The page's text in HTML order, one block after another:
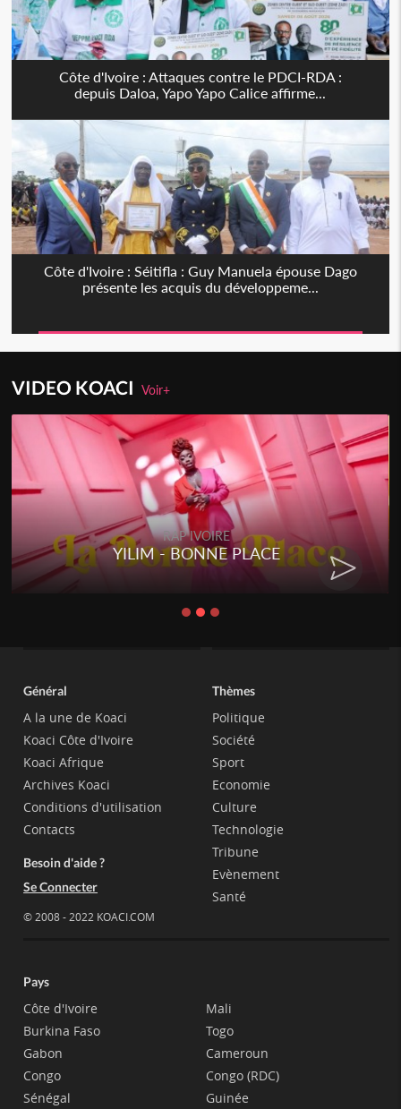
Côte d'Ivoire : Attaques contre le PDCI-RDA :
depuis Daloa, Yapo Yapo Calice affirme...
Côte d'Ivoire : Séitifla : Guy Manuela épouse Dago
présente les acquis du développeme...
VIDEO KOACIVoir+
RAP IVOIRE
YILIM - BONNE PLACE
Général
A la une de Koaci
Koaci Côte d'Ivoire
Koaci Afrique
Archives Koaci
Conditions d'utilisation
Contacts
Besoin d'aide ?
Se Connecter
© 2008 - 2022 KOACI.COM
Thèmes
Politique
Société
Sport
Economie
Culture
Technologie
Tribune
Evènement
Santé
Pays
Côte d'Ivoire
Burkina Faso
Gabon
Congo
Sénégal
Mali
Togo
Cameroun
Congo (RDC)
Guinée